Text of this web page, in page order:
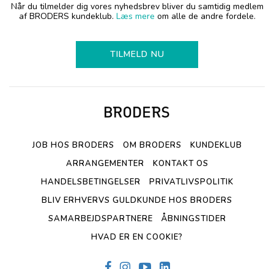
Når du tilmelder dig vores nyhedsbrev bliver du samtidig medlem
af BRODERS kundeklub. Læs mere om alle de andre fordele.
TILMELD NU
JOB HOS BRODERS OM BRODERS
KUNDEKLUB
ARRANGEMENTER
KONTAKT OS
HANDELSBETINGELSER
PRIVATLIVSPOLITIK
BLIV ERHVERVS GULDKUNDE HOS BRODERS
SAMARBEJDSPARTNERE
ÅBNINGSTIDER
HVAD ER EN COOKIE?